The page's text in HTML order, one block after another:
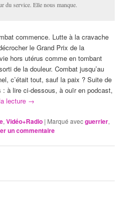
du service. Elle nous manque.
commence. Lutte à la cravache
le Grand Prix de la
hors utérus comme en tombant
de la douleur. Combat jusqu’au
c’était tout, sauf la paix ? Suite de
à lire ci-dessous, à ouïr en podcast,
lecture →
,Vidéo+Radio | Marqué avecguerrier,
un commentaire